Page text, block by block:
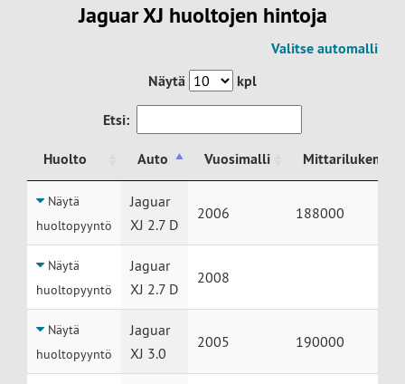
Jaguar XJ huoltojen hintoja
Valitse automalli
Näytä
kpl
Etsi:
Huolto Auto Vuosimalli
Mittarilukema
Huolto
Näytä
huoltopyyntö
Jaguar
XJ 2.7 D
2006 188000
Näytä
huoltopyyntö
Jaguar
XJ 2.7 D
2008
Näytä
huoltopyyntö
Jaguar
XJ 3.0
2005 190000